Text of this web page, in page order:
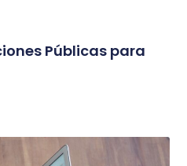
Públicas para